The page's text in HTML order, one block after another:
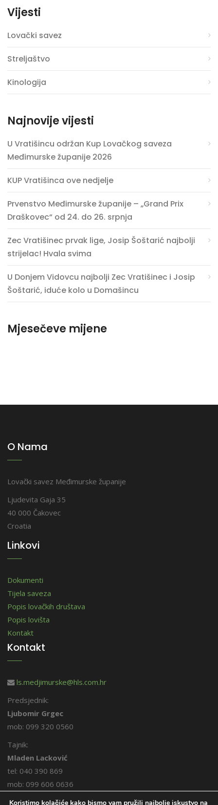
Vijesti
Lovački savez
Streljaštvo
Kinologija
Najnovije vijesti
U Vratišincu održan Kup Lovačkog saveza
Međimurske županije 2026
KUP Vratišinca ove nedjelje
Prvenstvo Međimurske županije – „Grand Prix
Draškovec“ od 24. do 26. srpnja
Zec Vratišinec prvak lige, Josip Šoštarić najbolji
strijelac! Hvala svima
U Donjem Vidovcu najbolji Zec Vratišinec i Josip
Šoštarić, iduće kolo u Domašincu
Mjesečeve mijene
O Nama
Lovački savez Međimurske županije
Ljudevita Gaja 35
40 000 Čakovec
Croatia
Linkovi
Dokumenti
Tijela saveza
Popis lovačkih društava
Popis lovišta
Kontakt
Kontakt
ls.medjimurske@hls.com.hr
Predsjednik:
Ljubomir Grgec
mob: 099 320 0560
Tajnik:
Mladen Lacković
tel: 040 390 869
mob: 099 606 0636
Koristimo kolačiće kako bismo vam pružili najbolje iskustvo na